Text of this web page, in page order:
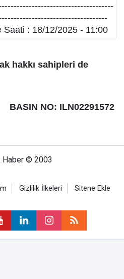
Saati : 18/12/2025 - 11:00
hakkı sahipleri de
BASIN NO: ILN02291572
Haber © 2003
Gizlilik İlkeleri Sitene Ekle